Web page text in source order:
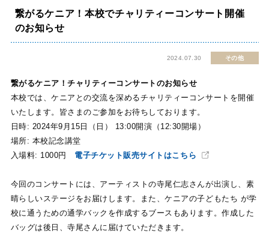
繋がるケニア！本校でチャリティーコンサート開催
のお知らせ
2024.07.30 その他
繋がるケニア！チャリティーコンサートのお知らせ
本校では、ケニアとの交流を深めるチャリティーコンサートを開催
いたします。皆さまのご参加をお待ちしております。
日時: 2024年9月15日（日） 13:00開演（12:30開場）
場所: 本校記念講堂
入場料: 1000円 電子チケット販売サイトはこちら
今回のコンサートには、アーティストの寺尾仁志さんが出演し、素
晴らしいステージをお届けします。また、ケニアの子どもたち が学
校に通うための通学バックを作成するブースもあります。作成した
バッグは後日、寺尾さんに届けていただきます。